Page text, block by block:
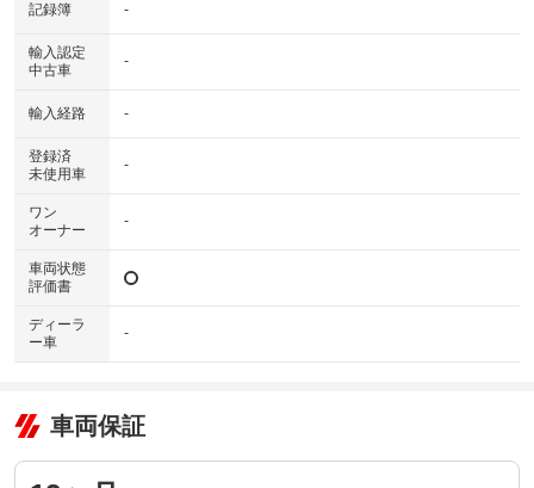
記録簿 -
輸入認定
中古車
-
輸入経路 -
登録済
未使用車
-
ワン
オーナー
-
車両状態
評価書
ディーラ
ー車
-
車両保証